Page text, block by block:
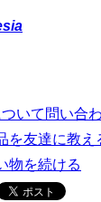
いて問い合
を友達に教え
物を続ける